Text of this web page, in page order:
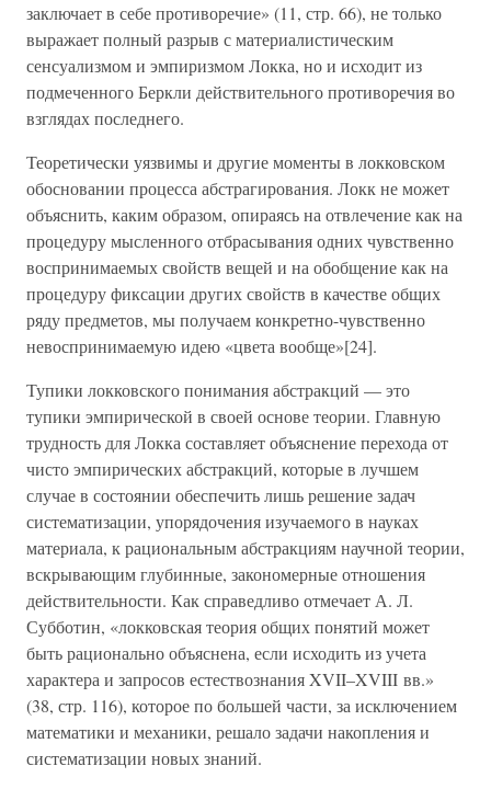
заключает в себе противоречие» (11, стр. 66), не только
выражает полный разрыв с материалистическим
сенсуализмом и эмпиризмом Локка, но и исходит из
подмеченного Беркли действительного противоречия во
взглядах последнего.
Теоретически уязвимы и другие моменты в локковском
обосновании процесса абстрагирования. Локк не может
объяснить, каким образом, опираясь на отвлечение как на
процедуру мысленного отбрасывания одних чувственно
воспринимаемых свойств вещей и на обобщение как на
процедуру фиксации других свойств в качестве общих
ряду предметов, мы получаем конкретно-чувственно
невоспринимаемую идею «цвета вообще»[24].
Тупики локковского понимания абстракций — это
тупики эмпирической в своей основе теории. Главную
трудность для Локка составляет объяснение перехода от
чисто эмпирических абстракций, которые в лучшем
случае в состоянии обеспечить лишь решение задач
систематизации, упорядочения изучаемого в науках
материала, к рациональным абстракциям научной теории,
вскрывающим глубинные, закономерные отношения
действительности. Как справедливо отмечает А. Л.
Субботин, «локковская теория общих понятий может
быть рационально объяснена, если исходить из учета
характера и запросов естествознания XVII–XVIII вв.»
(38, стр. 116), которое по большей части, за исключением
математики и механики, решало задачи накопления и
систематизации новых знаний.